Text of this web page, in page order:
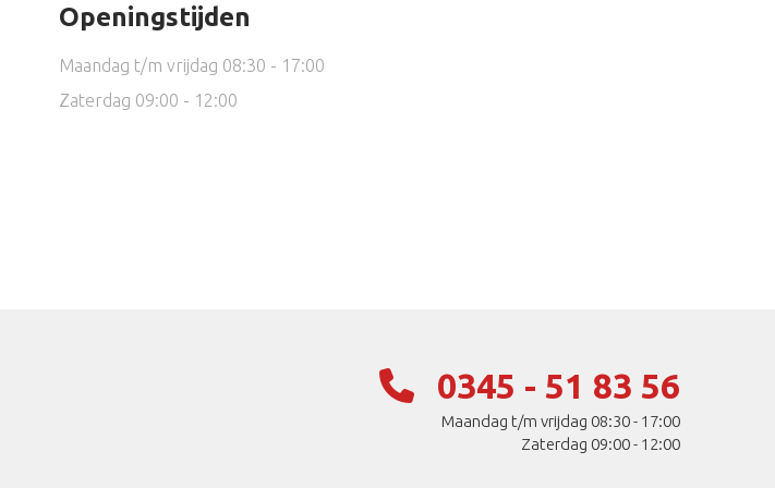
Openingstijden
Maandag t/m vrijdag 08:30 - 17:00
Zaterdag 09:00 - 12:00
0345 - 51 83 56
Maandag t/m vrijdag 08:30 - 17:00
Zaterdag 09:00 - 12:00